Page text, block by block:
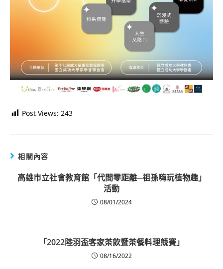
Post Views: 243
相關內容
高雄市立社會教育館「代間零距離─祖孫嗨玩植物趣」
活動
08/01/2024
「2022陸羽盃客家茶飲暨茶餐料理競賽」
08/16/2022